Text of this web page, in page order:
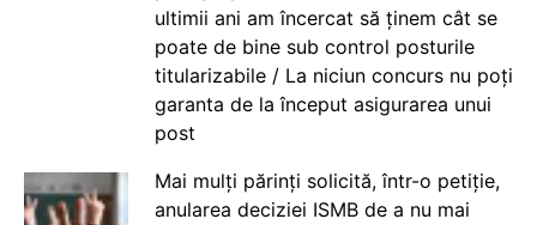
ultimii ani am încercat să ținem cât se
poate de bine sub control posturile
titularizabile / La niciun concurs nu poți
garanta de la început asigurarea unui
post
Mai mulți părinți solicită, într-o petiție,
anularea deciziei ISMB de a nu mai